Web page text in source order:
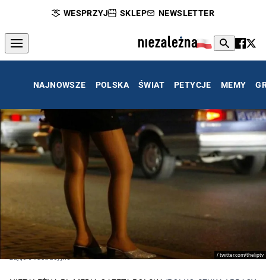
WESPRZYJ SKLEP NEWSLETTER
NAJNOWSZE POLSKA ŚWIAT PETYCJE MEMY
/ twitter.com/theliptv
zdjęcie ilustracyjne